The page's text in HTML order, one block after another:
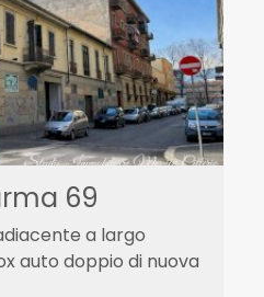
69
a largo
auto doppio di nuova